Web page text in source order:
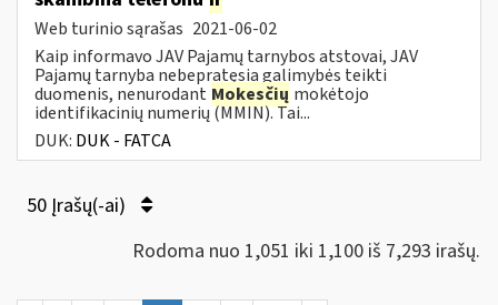
Web turinio sąrašas 2021-06-02
Kaip informavo JAV Pajamų tarnybos atstovai, JAV
Pajamų tarnyba nebepratęsia galimybės teikti
duomenis, nenurodant Mokesčių mokėtojo
identifikacinių numerių (MMIN). Tai...
DUK: DUK - FATCA
50 Įrašų(-ai)
Rodoma nuo 1,051 iki 1,100 iš 7,293 irašų.